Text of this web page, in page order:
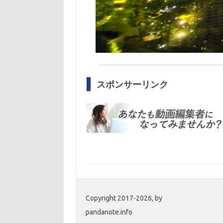
スポンサーリンク
Copyright 2017-2026, by
pandanote.info